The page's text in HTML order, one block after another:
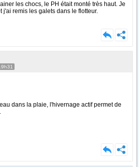
les chocs, le PH était monté très haut. Je
j'ai remis les galets dans le flotteur.
dans la plaie, l'hivernage actif permet de